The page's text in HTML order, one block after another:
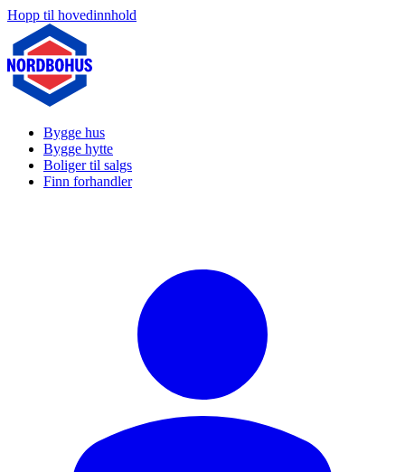
Hopp til hovedinnhold
Bygge hus
Bygge hytte
Boliger til salgs
Finn forhandler